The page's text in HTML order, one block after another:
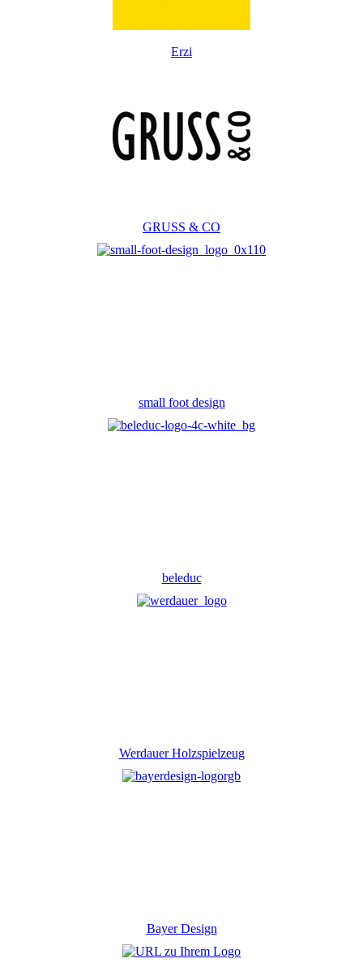
Erzi
GRUSS & CO
small foot design
beleduc
Werdauer Holzspielzeug
Bayer Design